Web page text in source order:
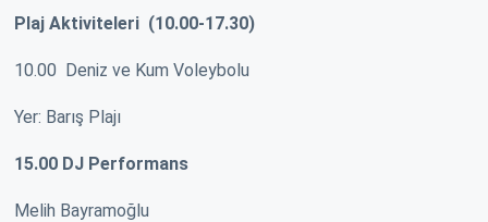
Plaj Aktiviteleri (10.00-17.30)
10.00 Deniz ve Kum Voleybolu
Yer: Barış Plajı
15.00 DJ Performans
Melih Bayramoğlu